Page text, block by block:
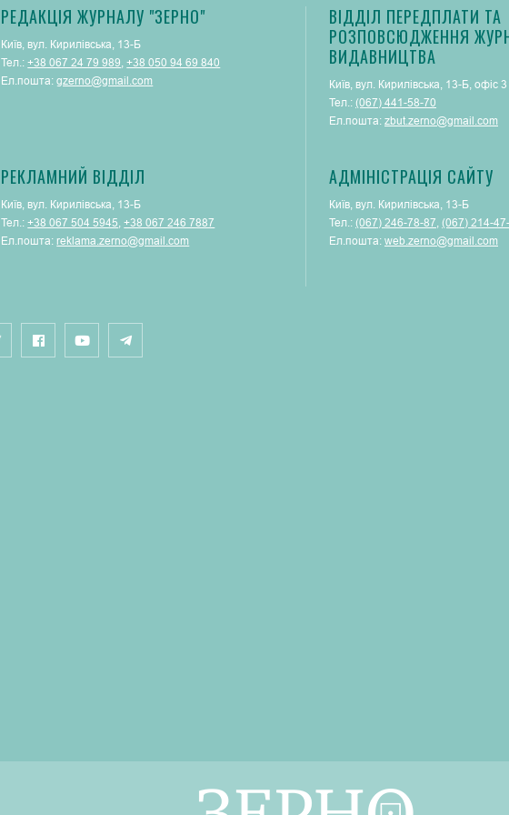
РЕДАКЦІЯ ЖУРНАЛУ "ЗЕРНО"
Київ, вул. Кирилівська, 13-Б
Тел.:+38 067 24 79 989 ,+38 050 94 69 840
Ел.пошта:gzerno@gmail.com
ВІДДІЛ ПЕРЕДПЛАТИ ТА
РОЗПОВСЮДЖЕННЯ
ВИДАВНИЦТВА
Київ, вул. Кирилівська, 13-Б, офіс 3
Тел.: (067) 441-58-70
Ел.пошта: zbut.zerno@gmail.com
РЕКЛАМНИЙ ВІДДІЛ
Київ, вул. Кирилівська, 13-Б
Тел.:+38 067 504 5945 ,+38 067 246 7887
Ел.пошта:reklama.zerno@gmail.com
АДМІНІСТРАЦІЯ САЙТУ
Київ, вул. Кирилівська, 13-Б
Тел.: (‎067) 246-78-87 (067) 214-
Ел.пошта: web.zerno@gmail.com